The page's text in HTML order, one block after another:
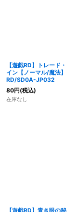
【遊戯RD】トレード・
イン【ノーマル/魔法】
RD/SD0A-JP032
80円(税込)
在庫なし
【遊戯RD】青き眼の秘